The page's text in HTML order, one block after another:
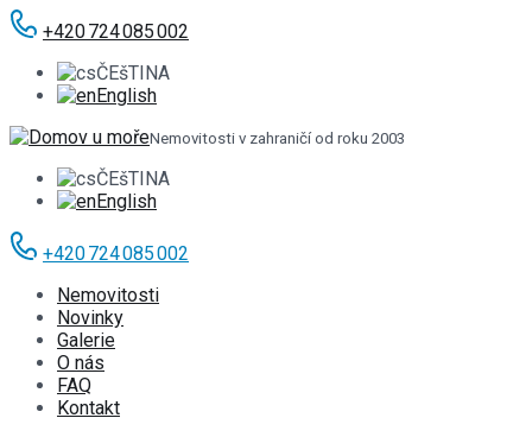
+420 724 085 002
ČEšTINA
English
Nemovitosti v zahraničí od roku 2003
ČEšTINA
English
+420 724 085 002
Nemovitosti
Novinky
Galerie
O nás
FAQ
Kontakt